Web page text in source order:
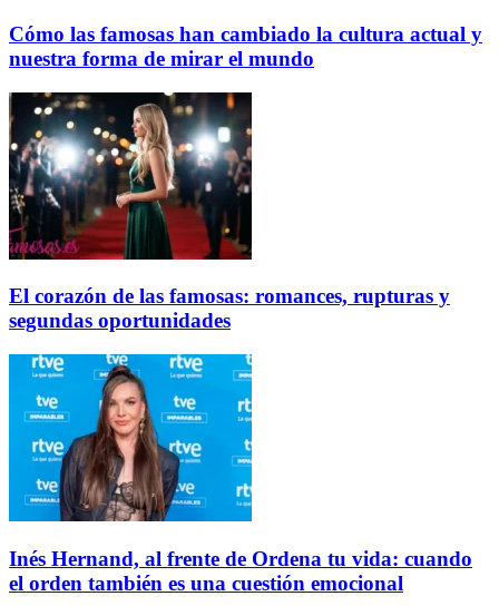
Cómo las famosas han cambiado la cultura actual y
nuestra forma de mirar el mundo
El corazón de las famosas: romances, rupturas y
segundas oportunidades
Inés Hernand, al frente de Ordena tu vida: cuando
el orden también es una cuestión emocional